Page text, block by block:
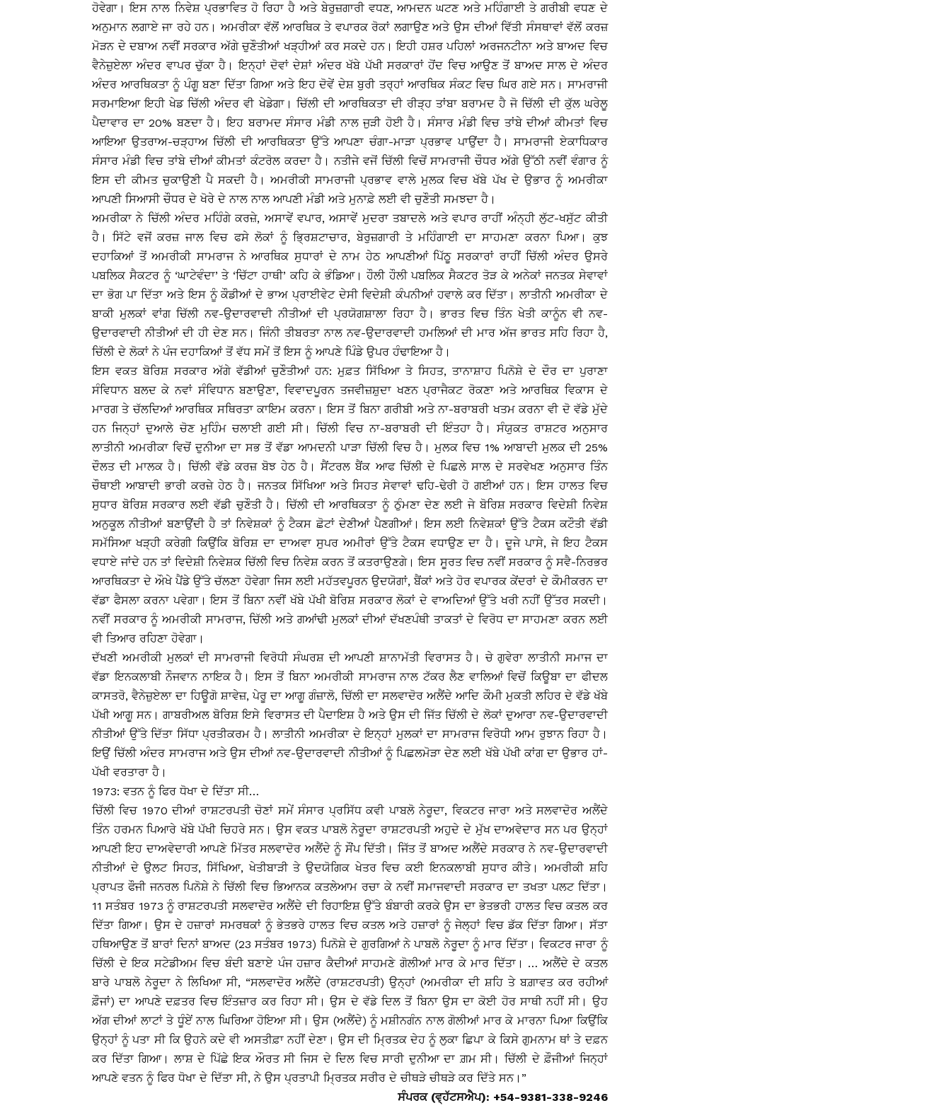
ਹੋਵੇਗਾ। ਇਸ ਨਾਲ ਨਿਵੇਸ਼ ਪ੍ਰਭਾਵਿਤ ਹੋ ਰਿਹਾ ਹੈ ਅਤੇ ਬੇਰੁਜ਼ਗਾਰੀ ਵਧਣ, ਆਮਦਨ ਘਟਣ ਅਤੇ ਮਹਿੰਗਾਈ ਤੇ ਗਰੀਬੀ ਵਧਣ ਦੇ
ਅਨੁਮਾਨ ਲਗਾਏ ਜਾ ਰਹੇ ਹਨ। ਅਮਰੀਕਾ ਵੱਲੋਂ ਆਰਥਿਕ ਤੇ ਵਪਾਰਕ ਰੋਕਾਂ ਲਗਾਉਣ ਅਤੇ ਉਸ ਦੀਆਂ ਵਿੱਤੀ ਸੰਸਥਾਵਾਂ ਵੱਲੋਂ ਕਰਜ਼
ਮੋੜਨ ਦੇ ਦਬਾਅ ਨਵੀਂ ਸਰਕਾਰ ਅੱਗੇ ਚੁਣੌਤੀਆਂ ਖੜ੍ਹੀਆਂ ਕਰ ਸਕਦੇ ਹਨ। ਇਹੀ ਹਸ਼ਰ ਪਹਿਲਾਂ ਅਰਜਨਟੀਨਾ ਅਤੇ ਬਾਅਦ ਵਿਚ
ਵੈਨੇਜ਼ੁਏਲਾ ਅੰਦਰ ਵਾਪਰ ਚੁੱਕਾ ਹੈ। ਇਨ੍ਹਾਂ ਦੋਵਾਂ ਦੇਸ਼ਾਂ ਅੰਦਰ ਖੱਬੇ ਪੱਖੀ ਸਰਕਾਰਾਂ ਹੋਂਦ ਵਿਚ ਆਉਣ ਤੋਂ ਬਾਅਦ ਸਾਲ ਦੇ ਅੰਦਰ
ਅੰਦਰ ਆਰਥਿਕਤਾ ਨੂੰ ਪੰਗੂ ਬਣਾ ਦਿੱਤਾ ਗਿਆ ਅਤੇ ਇਹ ਦੋਵੇਂ ਦੇਸ਼ ਬੁਰੀ ਤਰ੍ਹਾਂ ਆਰਥਿਕ ਸੰਕਟ ਵਿਚ ਘਿਰ ਗਏ ਸਨ। ਸਾਮਰਾਜੀ
ਸਰਮਾਇਆ ਇਹੀ ਖੇਡ ਚਿੱਲੀ ਅੰਦਰ ਵੀ ਖੇਡੇਗਾ। ਚਿੱਲੀ ਦੀ ਆਰਥਿਕਤਾ ਦੀ ਰੀੜ੍ਹ ਤਾਂਬਾ ਬਰਾਮਦ ਹੈ ਜੋ ਚਿੱਲੀ ਦੀ ਕੁੱਲ ਘਰੇਲੂ
ਪੈਦਾਵਾਰ ਦਾ 20% ਬਣਦਾ ਹੈ। ਇਹ ਬਰਾਮਦ ਸੰਸਾਰ ਮੰਡੀ ਨਾਲ ਜੁੜੀ ਹੋਈ ਹੈ। ਸੰਸਾਰ ਮੰਡੀ ਵਿਚ ਤਾਂਬੇ ਦੀਆਂ ਕੀਮਤਾਂ ਵਿਚ
ਆਇਆ ਉਤਰਾਅ-ਚੜ੍ਹਾਅ ਚਿੱਲੀ ਦੀ ਆਰਥਿਕਤਾ ਉੱਤੇ ਆਪਣਾ ਚੰਗਾ-ਮਾੜਾ ਪ੍ਰਭਾਵ ਪਾਉਂਦਾ ਹੈ। ਸਾਮਰਾਜੀ ਏਕਾਧਿਕਾਰ
ਸੰਸਾਰ ਮੰਡੀ ਵਿਚ ਤਾਂਬੇ ਦੀਆਂ ਕੀਮਤਾਂ ਕੰਟਰੋਲ ਕਰਦਾ ਹੈ। ਨਤੀਜੇ ਵਜੋਂ ਚਿੱਲੀ ਵਿਚੋਂ ਸਾਮਰਾਜੀ ਚੌਧਰ ਅੱਗੇ ਉੱਠੀ ਨਵੀਂ ਵੰਗਾਰ ਨੂੰ
ਇਸ ਦੀ ਕੀਮਤ ਚੁਕਾਉਣੀ ਪੈ ਸਕਦੀ ਹੈ। ਅਮਰੀਕੀ ਸਾਮਰਾਜੀ ਪ੍ਰਭਾਵ ਵਾਲੇ ਮੁਲਕ ਵਿਚ ਖੱਬੇ ਪੱਖ ਦੇ ਉਭਾਰ ਨੂੰ ਅਮਰੀਕਾ
ਆਪਣੀ ਸਿਆਸੀ ਚੌਧਰ ਦੇ ਖੋਰੇ ਦੇ ਨਾਲ ਨਾਲ ਆਪਣੀ ਮੰਡੀ ਅਤੇ ਮੁਨਾਫ਼ੇ ਲਈ ਵੀ ਚੁਣੌਤੀ ਸਮਝਦਾ ਹੈ।
ਅਮਰੀਕਾ ਨੇ ਚਿੱਲੀ ਅੰਦਰ ਮਹਿੰਗੇ ਕਰਜ਼ੇ, ਅਸਾਵੇਂ ਵਪਾਰ, ਅਸਾਵੇਂ ਮੁਦਰਾ ਤਬਾਦਲੇ ਅਤੇ ਵਪਾਰ ਰਾਹੀਂ ਅੰਨ੍ਹੀ ਲੁੱਟ-ਖਸੁੱਟ ਕੀਤੀ
ਹੈ। ਸਿੱਟੇ ਵਜੋਂ ਕਰਜ਼ ਜਾਲ ਵਿਚ ਫਸੇ ਲੋਕਾਂ ਨੂੰ ਭ੍ਰਿਸ਼ਟਾਚਾਰ, ਬੇਰੁਜ਼ਗਾਰੀ ਤੇ ਮਹਿੰਗਾਈ ਦਾ ਸਾਹਮਣਾ ਕਰਨਾ ਪਿਆ। ਕੁਝ
ਦਹਾਕਿਆਂ ਤੋਂ ਅਮਰੀਕੀ ਸਾਮਰਾਜ ਨੇ ਆਰਥਿਕ ਸੁਧਾਰਾਂ ਦੇ ਨਾਮ ਹੇਠ ਆਪਣੀਆਂ ਪਿੱਠੂ ਸਰਕਾਰਾਂ ਰਾਹੀਂ ਚਿੱਲੀ ਅੰਦਰ ਉਸਰੇ
ਪਬਲਿਕ ਸੈਕਟਰ ਨੂੰ ‘ਘਾਟੇਵੰਦਾ’ ਤੇ ‘ਚਿੱਟਾ ਹਾਥੀ’ ਕਹਿ ਕੇ ਭੰਡਿਆ। ਹੌਲੀ ਹੌਲੀ ਪਬਲਿਕ ਸੈਕਟਰ ਤੋੜ ਕੇ ਅਨੇਕਾਂ ਜਨਤਕ ਸੇਵਾਵਾਂ
ਦਾ ਭੋਗ ਪਾ ਦਿੱਤਾ ਅਤੇ ਇਸ ਨੂੰ ਕੌਡੀਆਂ ਦੇ ਭਾਅ ਪ੍ਰਾਈਵੇਟ ਦੇਸੀ ਵਿਦੇਸ਼ੀ ਕੰਪਨੀਆਂ ਹਵਾਲੇ ਕਰ ਦਿੱਤਾ। ਲਾਤੀਨੀ ਅਮਰੀਕਾ ਦੇ
ਬਾਕੀ ਮੁਲਕਾਂ ਵਾਂਗ ਚਿੱਲੀ ਨਵ-ਉਦਾਰਵਾਦੀ ਨੀਤੀਆਂ ਦੀ ਪ੍ਰਯੋਗਸ਼ਾਲਾ ਰਿਹਾ ਹੈ। ਭਾਰਤ ਵਿਚ ਤਿੰਨ ਖੇਤੀ ਕਾਨੂੰਨ ਵੀ ਨਵ-
ਉਦਾਰਵਾਦੀ ਨੀਤੀਆਂ ਦੀ ਹੀ ਦੇਣ ਸਨ। ਜਿੰਨੀ ਤੀਬਰਤਾ ਨਾਲ ਨਵ-ਉਦਾਰਵਾਦੀ ਹਮਲਿਆਂ ਦੀ ਮਾਰ ਅੱਜ ਭਾਰਤ ਸਹਿ ਰਿਹਾ ਹੈ,
ਚਿੱਲੀ ਦੇ ਲੋਕਾਂ ਨੇ ਪੰਜ ਦਹਾਕਿਆਂ ਤੋਂ ਵੱਧ ਸਮੇਂ ਤੋਂ ਇਸ ਨੂੰ ਆਪਣੇ ਪਿੰਡੇ ਉਪਰ ਹੰਢਾਇਆ ਹੈ।
ਇਸ ਵਕਤ ਬੋਰਿਸ਼ ਸਰਕਾਰ ਅੱਗੇ ਵੱਡੀਆਂ ਚੁਣੌਤੀਆਂ ਹਨ: ਮੁਫ਼ਤ ਸਿੱਖਿਆ ਤੇ ਸਿਹਤ, ਤਾਨਾਸ਼ਾਹ ਪਿਨੋਸ਼ੇ ਦੇ ਦੌਰ ਦਾ ਪੁਰਾਣਾ
ਸੰਵਿਧਾਨ ਬਲਦ ਕੇ ਨਵਾਂ ਸੰਵਿਧਾਨ ਬਣਾਉਣਾ, ਵਿਵਾਦਪੂਰਨ ਤਜਵੀਜ਼ਸ਼ੁਦਾ ਖਣਨ ਪ੍ਰਾਜੈਕਟ ਰੋਕਣਾ ਅਤੇ ਆਰਥਿਕ ਵਿਕਾਸ ਦੇ
ਮਾਰਗ ਤੇ ਚੱਲਦਿਆਂ ਆਰਥਿਕ ਸਥਿਰਤਾ ਕਾਇਮ ਕਰਨਾ। ਇਸ ਤੋਂ ਬਿਨਾ ਗਰੀਬੀ ਅਤੇ ਨਾ-ਬਰਾਬਰੀ ਖਤਮ ਕਰਨਾ ਵੀ ਦੋ ਵੱਡੇ ਮੁੱਦੇ
ਹਨ ਜਿਨ੍ਹਾਂ ਦੁਆਲੇ ਚੋਣ ਮੁਹਿੰਮ ਚਲਾਈ ਗਈ ਸੀ। ਚਿੱਲੀ ਵਿਚ ਨਾ-ਬਰਾਬਰੀ ਦੀ ਇੰਤਹਾ ਹੈ। ਸੰਯੁਕਤ ਰਾਸ਼ਟਰ ਅਨੁਸਾਰ
ਲਾਤੀਨੀ ਅਮਰੀਕਾ ਵਿਚੋਂ ਦੁਨੀਆ ਦਾ ਸਭ ਤੋਂ ਵੱਡਾ ਆਮਦਨੀ ਪਾੜਾ ਚਿੱਲੀ ਵਿਚ ਹੈ। ਮੁਲਕ ਵਿਚ 1% ਆਬਾਦੀ ਮੁਲਕ ਦੀ 25%
ਦੌਲਤ ਦੀ ਮਾਲਕ ਹੈ। ਚਿੱਲੀ ਵੱਡੇ ਕਰਜ਼ ਬੋਝ ਹੇਠ ਹੈ। ਸੈਂਟਰਲ ਬੈਂਕ ਆਫ ਚਿੱਲੀ ਦੇ ਪਿਛਲੇ ਸਾਲ ਦੇ ਸਰਵੇਖਣ ਅਨੁਸਾਰ ਤਿੰਨ
ਚੌਥਾਈ ਆਬਾਦੀ ਭਾਰੀ ਕਰਜ਼ੇ ਹੇਠ ਹੈ। ਜਨਤਕ ਸਿੱਖਿਆ ਅਤੇ ਸਿਹਤ ਸੇਵਾਵਾਂ ਢਹਿ-ਢੇਰੀ ਹੋ ਗਈਆਂ ਹਨ। ਇਸ ਹਾਲਤ ਵਿਚ
ਸੁਧਾਰ ਬੋਰਿਸ਼ ਸਰਕਾਰ ਲਈ ਵੱਡੀ ਚੁਣੌਤੀ ਹੈ। ਚਿੱਲੀ ਦੀ ਆਰਥਿਕਤਾ ਨੂੰ ਠੁੰਮਣਾ ਦੇਣ ਲਈ ਜੇ ਬੋਰਿਸ਼ ਸਰਕਾਰ ਵਿਦੇਸ਼ੀ ਨਿਵੇਸ਼
ਅਨੁਕੂਲ ਨੀਤੀਆਂ ਬਣਾਉਂਦੀ ਹੈ ਤਾਂ ਨਿਵੇਸ਼ਕਾਂ ਨੂੰ ਟੈਕਸ ਛੋਟਾਂ ਦੇਣੀਆਂ ਪੈਣਗੀਆਂ। ਇਸ ਲਈ ਨਿਵੇਸ਼ਕਾਂ ਉੱਤੇ ਟੈਕਸ ਕਟੌਤੀ ਵੱਡੀ
ਸਮੱਸਿਆ ਖੜ੍ਹੀ ਕਰੇਗੀ ਕਿਉਂਕਿ ਬੋਰਿਸ਼ ਦਾ ਦਾਅਵਾ ਸੁਪਰ ਅਮੀਰਾਂ ਉੱਤੇ ਟੈਕਸ ਵਧਾਉਣ ਦਾ ਹੈ। ਦੂਜੇ ਪਾਸੇ, ਜੇ ਇਹ ਟੈਕਸ
ਵਧਾਏ ਜਾਂਦੇ ਹਨ ਤਾਂ ਵਿਦੇਸ਼ੀ ਨਿਵੇਸ਼ਕ ਚਿੱਲੀ ਵਿਚ ਨਿਵੇਸ਼ ਕਰਨ ਤੋਂ ਕਤਰਾਉਣਗੇ। ਇਸ ਸੂਰਤ ਵਿਚ ਨਵੀਂ ਸਰਕਾਰ ਨੂੰ ਸਵੈ-ਨਿਰਭਰ
ਆਰਥਿਕਤਾ ਦੇ ਔਖੇ ਪੈਂਡੇ ਉੱਤੇ ਚੱਲਣਾ ਹੋਵੇਗਾ ਜਿਸ ਲਈ ਮਹੱਤਵਪੂਰਨ ਉਦਯੋਗਾਂ, ਬੈਂਕਾਂ ਅਤੇ ਹੋਰ ਵਪਾਰਕ ਕੇਂਦਰਾਂ ਦੇ ਕੌਮੀਕਰਨ ਦਾ
ਵੱਡਾ ਫੈਸਲਾ ਕਰਨਾ ਪਵੇਗਾ। ਇਸ ਤੋਂ ਬਿਨਾ ਨਵੀਂ ਖੱਬੇ ਪੱਖੀ ਬੋਰਿਸ਼ ਸਰਕਾਰ ਲੋਕਾਂ ਦੇ ਵਾਅਦਿਆਂ ਉੱਤੇ ਖਰੀ ਨਹੀਂ ਉੱਤਰ ਸਕਦੀ।
ਨਵੀਂ ਸਰਕਾਰ ਨੂੰ ਅਮਰੀਕੀ ਸਾਮਰਾਜ, ਚਿੱਲੀ ਅਤੇ ਗਆਂਢੀ ਮੁਲਕਾਂ ਦੀਆਂ ਦੱਖਣਪੰਥੀ ਤਾਕਤਾਂ ਦੇ ਵਿਰੋਧ ਦਾ ਸਾਹਮਣਾ ਕਰਨ ਲਈ
ਵੀ ਤਿਆਰ ਰਹਿਣਾ ਹੋਵੇਗਾ।
ਦੱਖਣੀ ਅਮਰੀਕੀ ਮੁਲਕਾਂ ਦੀ ਸਾਮਰਾਜੀ ਵਿਰੋਧੀ ਸੰਘਰਸ਼ ਦੀ ਆਪਣੀ ਸ਼ਾਨਾਮੱਤੀ ਵਿਰਾਸਤ ਹੈ। ਚੇ ਗੁਵੇਰਾ ਲਾਤੀਨੀ ਸਮਾਜ ਦਾ
ਵੱਡਾ ਇਨਕਲਾਬੀ ਨੌਜਵਾਨ ਨਾਇਕ ਹੈ। ਇਸ ਤੋਂ ਬਿਨਾ ਅਮਰੀਕੀ ਸਾਮਰਾਜ ਨਾਲ ਟੱਕਰ ਲੈਣ ਵਾਲਿਆਂ ਵਿਚੋਂ ਕਿਊਬਾ ਦਾ ਫੀਦਲ
ਕਾਸਤਰੋ, ਵੈਨੇਜ਼ੁਏਲਾ ਦਾ ਹਿਊਗੋ ਸ਼ਾਵੇਜ਼, ਪੇਰੂ ਦਾ ਆਗੂ ਗੰਜ਼ਾਲੋ, ਚਿੱਲੀ ਦਾ ਸਲਵਾਦੋਰ ਅਲੈਂਦੇ ਆਦਿ ਕੌਮੀ ਮੁਕਤੀ ਲਹਿਰ ਦੇ ਵੱਡੇ ਖੱਬੇ
ਪੱਖੀ ਆਗੂ ਸਨ। ਗਾਬਰੀਅਲ ਬੋਰਿਸ਼ ਇਸੇ ਵਿਰਾਸਤ ਦੀ ਪੈਦਾਇਸ਼ ਹੈ ਅਤੇ ਉਸ ਦੀ ਜਿੱਤ ਚਿੱਲੀ ਦੇ ਲੋਕਾਂ ਦੁਆਰਾ ਨਵ-ਉਦਾਰਵਾਦੀ
ਨੀਤੀਆਂ ਉੱਤੇ ਦਿੱਤਾ ਸਿੱਧਾ ਪ੍ਰਤੀਕਰਮ ਹੈ। ਲਾਤੀਨੀ ਅਮਰੀਕਾ ਦੇ ਇਨ੍ਹਾਂ ਮੁਲਕਾਂ ਦਾ ਸਾਮਰਾਜ ਵਿਰੋਧੀ ਆਮ ਰੁਝਾਨ ਰਿਹਾ ਹੈ।
ਇਉਂ ਚਿੱਲੀ ਅੰਦਰ ਸਾਮਰਾਜ ਅਤੇ ਉਸ ਦੀਆਂ ਨਵ-ਉਦਾਰਵਾਦੀ ਨੀਤੀਆਂ ਨੂੰ ਪਿਛਲਮੋੜਾ ਦੇਣ ਲਈ ਖੱਬੇ ਪੱਖੀ ਕਾਂਗ ਦਾ ਉਭਾਰ ਹਾਂ-
ਪੱਖੀ ਵਰਤਾਰਾ ਹੈ।
1973: ਵਤਨ ਨੂੰ ਫਿਰ ਧੋਖਾ ਦੇ ਦਿੱਤਾ ਸੀ…
ਚਿੱਲੀ ਵਿਚ 1970 ਦੀਆਂ ਰਾਸ਼ਟਰਪਤੀ ਚੋਣਾਂ ਸਮੇਂ ਸੰਸਾਰ ਪ੍ਰਸਿੱਧ ਕਵੀ ਪਾਬਲੋ ਨੇਰੂਦਾ, ਵਿਕਟਰ ਜਾਰਾ ਅਤੇ ਸਲਵਾਦੋਰ ਅਲੈਂਦੇ
ਤਿੰਨ ਹਰਮਨ ਪਿਆਰੇ ਖੱਬੇ ਪੱਖੀ ਚਿਹਰੇ ਸਨ। ਉਸ ਵਕਤ ਪਾਬਲੋ ਨੇਰੂਦਾ ਰਾਸ਼ਟਰਪਤੀ ਅਹੁਦੇ ਦੇ ਮੁੱਖ ਦਾਅਵੇਦਾਰ ਸਨ ਪਰ ਉਨ੍ਹਾਂ
ਆਪਣੀ ਇਹ ਦਾਅਵੇਦਾਰੀ ਆਪਣੇ ਮਿੱਤਰ ਸਲਵਾਦੋਰ ਅਲੈਂਦੇ ਨੂੰ ਸੌਂਪ ਦਿੱਤੀ। ਜਿੱਤ ਤੋਂ ਬਾਅਦ ਅਲੈਂਦੇ ਸਰਕਾਰ ਨੇ ਨਵ-ਉਦਾਰਵਾਦੀ
ਨੀਤੀਆਂ ਦੇ ਉਲਟ ਸਿਹਤ, ਸਿੱਖਿਆ, ਖੇਤੀਬਾੜੀ ਤੇ ਉਦਯੋਗਿਕ ਖੇਤਰ ਵਿਚ ਕਈ ਇਨਕਲਾਬੀ ਸੁਧਾਰ ਕੀਤੇ। ਅਮਰੀਕੀ ਸ਼ਹਿ
ਪ੍ਰਾਪਤ ਫੌਜੀ ਜਨਰਲ ਪਿਨੋਸ਼ੇ ਨੇ ਚਿੱਲੀ ਵਿਚ ਭਿਆਨਕ ਕਤਲੇਆਮ ਰਚਾ ਕੇ ਨਵੀਂ ਸਮਾਜਵਾਦੀ ਸਰਕਾਰ ਦਾ ਤਖਤਾ ਪਲਟ ਦਿੱਤਾ।
11 ਸਤੰਬਰ 1973 ਨੂੰ ਰਾਸ਼ਟਰਪਤੀ ਸਲਵਾਦੋਰ ਅਲੈਂਦੇ ਦੀ ਰਿਹਾਇਸ਼ ਉੱਤੇ ਬੰਬਾਰੀ ਕਰਕੇ ਉਸ ਦਾ ਭੇਤਭਰੀ ਹਾਲਤ ਵਿਚ ਕਤਲ ਕਰ
ਦਿੱਤਾ ਗਿਆ। ਉਸ ਦੇ ਹਜ਼ਾਰਾਂ ਸਮਰਥਕਾਂ ਨੂੰ ਭੇਤਭਰੇ ਹਾਲਤ ਵਿਚ ਕਤਲ ਅਤੇ ਹਜ਼ਾਰਾਂ ਨੂੰ ਜੇਲ੍ਹਾਂ ਵਿਚ ਡੱਕ ਦਿੱਤਾ ਗਿਆ। ਸੱਤਾ
ਹਥਿਆਉਣ ਤੋਂ ਬਾਰਾਂ ਦਿਨਾਂ ਬਾਅਦ (23 ਸਤੰਬਰ 1973) ਪਿਨੋਸ਼ੇ ਦੇ ਗੁਰਗਿਆਂ ਨੇ ਪਾਬਲੋ ਨੇਰੂਦਾ ਨੂੰ ਮਾਰ ਦਿੱਤਾ। ਵਿਕਟਰ ਜਾਰਾ ਨੂੰ
ਚਿੱਲੀ ਦੇ ਇਕ ਸਟੇਡੀਅਮ ਵਿਚ ਬੰਦੀ ਬਣਾਏ ਪੰਜ ਹਜ਼ਾਰ ਕੈਦੀਆਂ ਸਾਹਮਣੇ ਗੋਲੀਆਂ ਮਾਰ ਕੇ ਮਾਰ ਦਿੱਤਾ। … ਅਲੈਂਦੇ ਦੇ ਕਤਲ
ਬਾਰੇ ਪਾਬਲੋ ਨੇਰੂਦਾ ਨੇ ਲਿਖਿਆ ਸੀ, “ਸਲਵਾਦੋਰ ਅਲੈਂਦੇ (ਰਾਸ਼ਟਰਪਤੀ) ਉਨ੍ਹਾਂ (ਅਮਰੀਕਾ ਦੀ ਸ਼ਹਿ ਤੇ ਬਗ਼ਾਵਤ ਕਰ ਰਹੀਆਂ
ਫ਼ੌਜਾਂ) ਦਾ ਆਪਣੇ ਦਫ਼ਤਰ ਵਿਚ ਇੰਤਜ਼ਾਰ ਕਰ ਰਿਹਾ ਸੀ। ਉਸ ਦੇ ਵੱਡੇ ਦਿਲ ਤੋਂ ਬਿਨਾ ਉਸ ਦਾ ਕੋਈ ਹੋਰ ਸਾਥੀ ਨਹੀਂ ਸੀ। ਉਹ
ਅੱਗ ਦੀਆਂ ਲਾਟਾਂ ਤੇ ਧੂੰਏਂ ਨਾਲ ਘਿਰਿਆ ਹੋਇਆ ਸੀ। ਉਸ (ਅਲੈਂਦੇ) ਨੂੰ ਮਸ਼ੀਨਗੰਨ ਨਾਲ ਗੋਲੀਆਂ ਮਾਰ ਕੇ ਮਾਰਨਾ ਪਿਆ ਕਿਉਂਕਿ
ਉਨ੍ਹਾਂ ਨੂੰ ਪਤਾ ਸੀ ਕਿ ਉਹਨੇ ਕਦੇ ਵੀ ਅਸਤੀਫ਼ਾ ਨਹੀਂ ਦੇਣਾ। ਉਸ ਦੀ ਮ੍ਰਿਤਕ ਦੇਹ ਨੂੰ ਲੁਕਾ ਛਿਪਾ ਕੇ ਕਿਸੇ ਗੁਮਨਾਮ ਥਾਂ ਤੇ ਦਫ਼ਨ
ਕਰ ਦਿੱਤਾ ਗਿਆ। ਲਾਸ਼ ਦੇ ਪਿੱਛੇ ਇਕ ਔਰਤ ਸੀ ਜਿਸ ਦੇ ਦਿਲ ਵਿਚ ਸਾਰੀ ਦੁਨੀਆ ਦਾ ਗ਼ਮ ਸੀ। ਚਿੱਲੀ ਦੇ ਫ਼ੌਜੀਆਂ ਜਿਨ੍ਹਾਂ
ਆਪਣੇ ਵਤਨ ਨੂੰ ਫਿਰ ਧੋਖਾ ਦੇ ਦਿੱਤਾ ਸੀ, ਨੇ ਉਸ ਪ੍ਰਤਾਪੀ ਮ੍ਰਿਤਕ ਸਰੀਰ ਦੇ ਚੀਥੜੇ ਚੀਥੜੇ ਕਰ ਦਿੱਤੇ ਸਨ।”
ਸੰਪਰਕ (ਵ੍ਹੱਟਸਐਪ): +54-9381-338-9246